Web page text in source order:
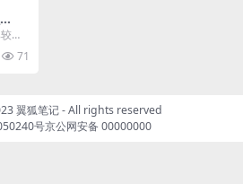
热
分
71
翼狐笔记- All rights reserved
号京公网安备 00000000